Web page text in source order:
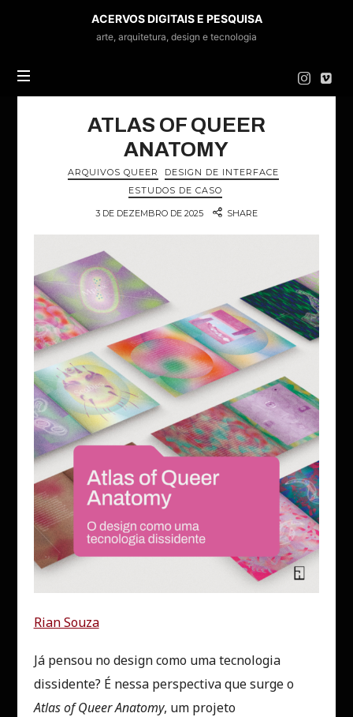
ACERVOS
DIGITAIS
E
ACERVOS DIGITAIS E PESQUISA
arte, arquitetura, design e tecnologia
ATLAS OF QUEER
ANATOMY
ARQUIVOS QUEER
DESIGN DE INTERFACE
ESTUDOS DE CASO
3 DE DEZEMBRO DE 2025 SHARE
Rian Souza
Já pensou no design como uma tecnologia
dissidente? É nessa perspectiva que surge o
Atlas of Queer Anatomy, um projeto